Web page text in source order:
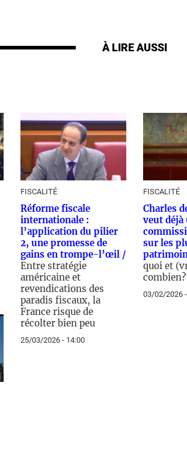
À LIRE AUSSI
FISCALITÉ
Réforme fiscale
internationale :
l’application du pilier
2, une promesse de
gains en trompe-l’œil /
Entre stratégie
américaine et
revendications des
paradis fiscaux, la
France risque de
récolter bien peu
25/03/2026 - 14:00
FISCALITÉ
Charles
veut déjà
sur les
quoi et
combien?
03/02/2026